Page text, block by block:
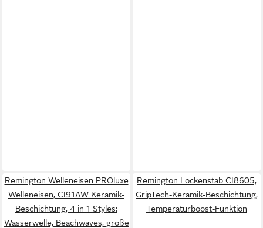
Remington Welleneisen PROluxe
Welleneisen, CI91AW Keramik-
Beschichtung, 4 in 1 Styles:
Wasserwelle, Beachwaves, große
Remington Lockenstab CI8605,
GripTech-Keramik-Beschichtung,
Temperaturboost-Funktion